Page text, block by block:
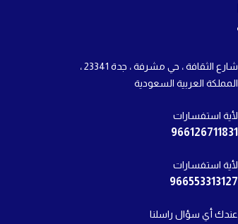
شارع الثقافة ، حي مشرفة ، جدة 23341 ،
المملكة العربية السعودية
لأية استفسارات
966126711831
لأية استفسارات
966553313127
عندك أي سؤال راسلنا